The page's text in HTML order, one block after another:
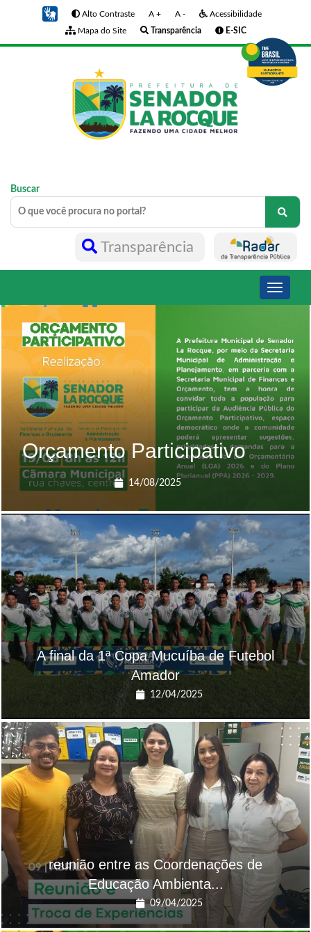
Alto Contraste A + A -
Acessibilidade
Mapa do Site
Transparência E-SIC
Buscar
Transparência
Toggle
Orçamento Participativo
14/08/2025
A final da 1ª Copa Mucuíba de Futebol
Amador
12/04/2025
reunião entre as Coordenações de
Educação Ambienta...
09/04/2025